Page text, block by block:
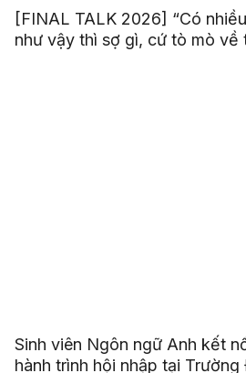
[FINAL TALK 2026] “Có
như vậy thì sợ gì, cứ tò mò về
Sinh viên Ngôn ngữ Anh kết
hành trình hội nhập tại